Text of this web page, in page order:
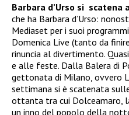
Barbara d’Urso si scatena
che ha Barbara d’Urso:
Mediaset per i suoi
Domenica Live (tanto da
rinuncia al divertimento.
e alle feste. Dalla Balera di
gettonata di Milano, ovvero
settimana si è scatenata
ottanta tra cui Dolceamaro,
un inno del popolo della